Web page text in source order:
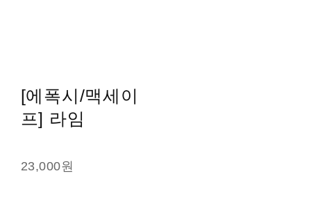
[에폭시/맥세이
프] 라임
23,000원